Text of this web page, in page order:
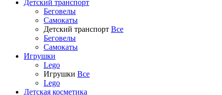
Детский транспорт
Беговелы
Самокаты
Детский транспорт Все
Беговелы
Самокаты
Игрушки
Lego
Игрушки Все
Lego
Детская косметика